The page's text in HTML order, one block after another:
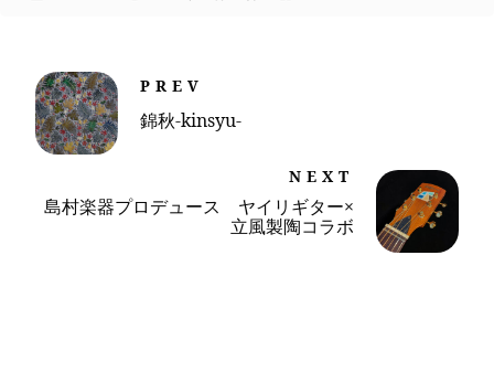
PREV
錦秋-kinsyu-
NEXT
島村楽器プロデュース ヤイリギター×
立風製陶コラボ